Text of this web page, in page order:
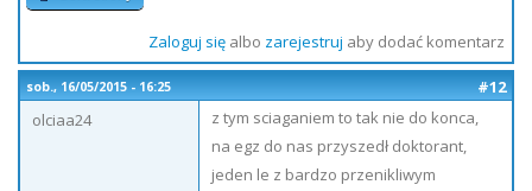
Zaloguj sięalbo zarejestruj aby dodać komentarz
sob., 16/05/2015 - 16:25
#12
olciaa24
z tym sciaganiem to tak nie do konca,
na egz do nas przyszedł doktorant,
jeden le z bardzo przenikliwym